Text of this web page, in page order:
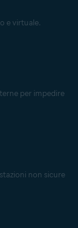
e virtuale.
per impedire
non sicure